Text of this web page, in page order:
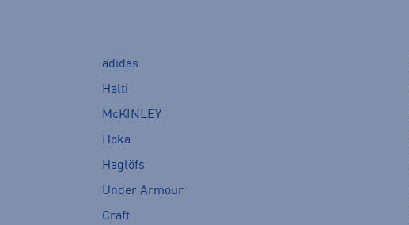
adidas
Halti
McKINLEY
Hoka
Haglöfs
Under Armour
Craft